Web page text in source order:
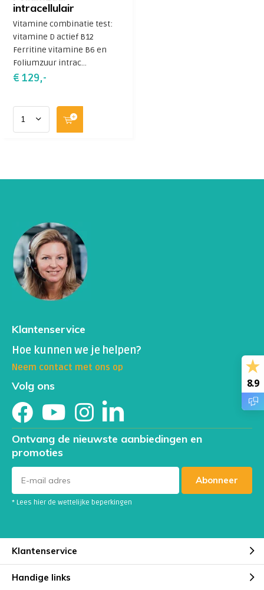
intracellulair
Vitamine combinatie test:
vitamine D actief B12
Ferritine vitamine B6 en
Foliumzuur intrac...
€ 129,-
Klantenservice
Hoe kunnen we je helpen?
Neem contact met ons op
Volg ons
Ontvang de nieuwste aanbiedingen en
promoties
Abonneer
* Lees hier de wettelijke beperkingen
Klantenservice
Handige links
8.9